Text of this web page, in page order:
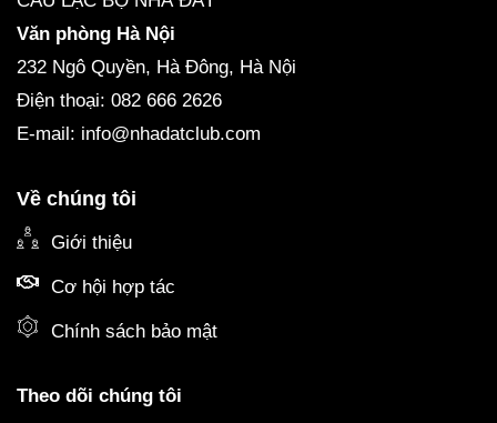
Văn phòng Hà Nội
232 Ngô Quyền, Hà Đông, Hà Nội
Điện thoại: 082 666 2626
E-mail: info@nhadatclub.com
Về chúng tôi
Giới thiệu
Cơ hội hợp tác
Chính sách bảo mật
Theo dõi chúng tôi